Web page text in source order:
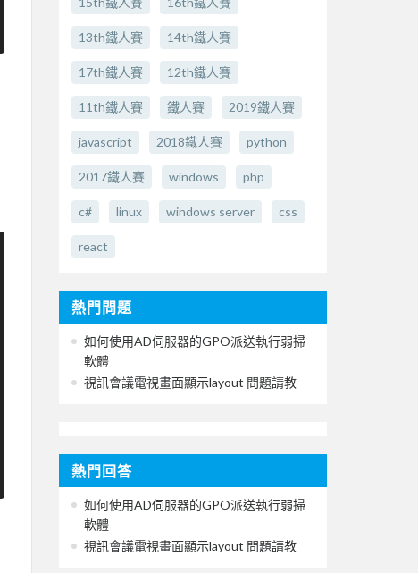
13th鐵人賽 14th鐵人賽
17th鐵人賽 12th鐵人賽
11th鐵人賽 鐵人賽 2019鐵人賽
javascript 2018鐵人賽 python
2017鐵人賽 windows php
c# linux windows server css
react
熱門問題
如何使用AD伺服器的GPO派送執行弱掃
軟體
視訊會議電視畫面顯示layout 問題請教
熱門回答
如何使用AD伺服器的GPO派送執行弱掃
軟體
視訊會議電視畫面顯示layout 問題請教